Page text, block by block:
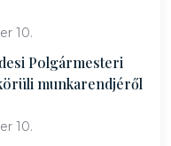
10.
Polgármesteri
munkarendjéről
10.